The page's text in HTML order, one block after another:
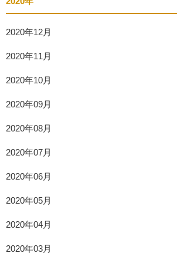
2020年12月
2020年11月
2020年10月
2020年09月
2020年08月
2020年07月
2020年06月
2020年05月
2020年04月
2020年03月